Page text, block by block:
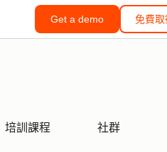
Get a demo 免費
培訓課程 社群